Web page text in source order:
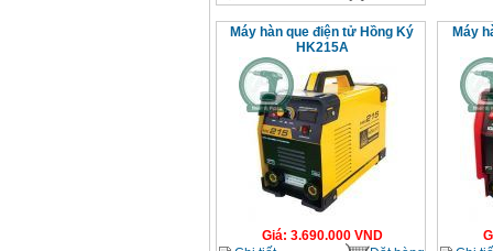
Máy hàn que điện tử Hồng Ký
HK215A
Giá: 3.690.000VND
Máy